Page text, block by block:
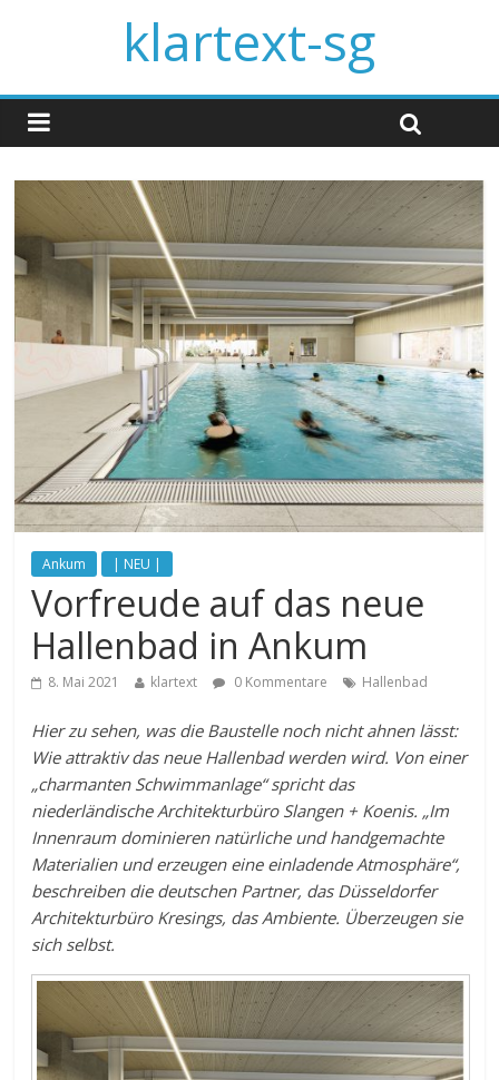
klartext-sg
Ankum | NEU |
Vorfreude auf das neue
Hallenbad in Ankum
8. Mai 2021 klartext 0 Kommentare Hallenbad
Hier zu sehen, was die Baustelle noch nicht ahnen lässt:
Wie attraktiv das neue Hallenbad werden wird. Von einer
„charmanten Schwimmanlage“ spricht das
niederländische Architekturbüro Slangen + Koenis. „Im
Innenraum dominieren natürliche und handgemachte
Materialien und erzeugen eine einladende Atmosphäre“,
beschreiben die deutschen Partner, das Düsseldorfer
Architekturbüro Kresings, das Ambiente. Überzeugen sie
sich selbst.